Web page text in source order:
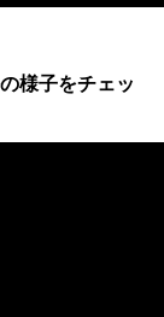
様子をチェッ